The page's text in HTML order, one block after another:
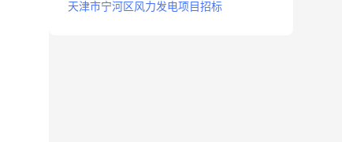
天津市宁河区风力发电项目招标